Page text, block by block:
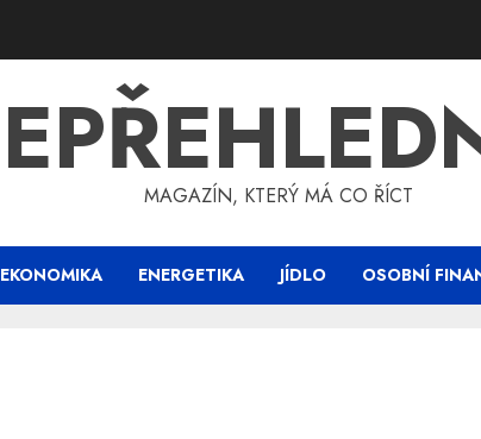
MAGAZÍN, KTERÝ MÁ CO ŘÍCT
EKONOMIKA ENERGETIKA JÍDLO OSOBNÍ